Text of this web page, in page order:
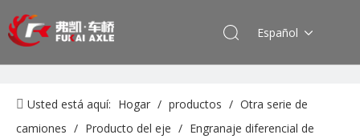
Español
Usted está aquí: Hogar / productos / Otra serie de
camiones / Producto del eje / Engranaje diferencial de